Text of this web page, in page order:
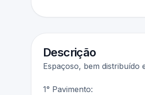
Descrição
Espaçoso, bem distribuído
1° Pavimento: